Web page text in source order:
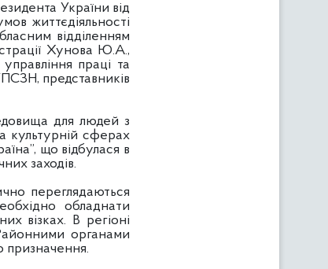
України від
життєдіяльності
відділенням
Хунова Ю.А.,
праці та
представників
для людей з
культурній сферах
що відбулася в
заходів.
переглядаються
обладнати
візках. В регіоні
органами
призначення.